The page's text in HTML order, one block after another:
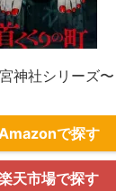
神社シリーズ
で探す
天市場で探す